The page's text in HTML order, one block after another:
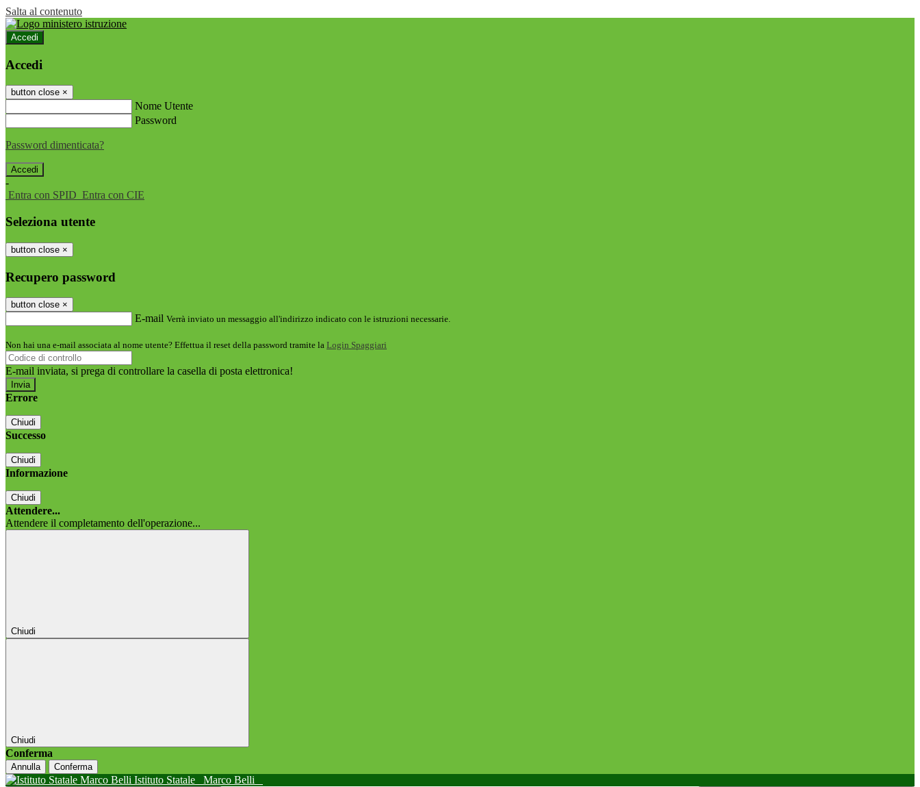
Salta al contenuto
Accedi
Accedi
button close ×
Nome Utente
Password
Password dimenticata?
-
Entra con SPID Entra con CIE
Seleziona utente
button close ×
Recupero password
button close ×
E-mail Verrà inviato un messaggio all'indirizzo indicato con le istruzioni necessarie.
Non hai una e-mail associata al nome utente? Effettua il reset della password tramite la Login Spaggiari
E-mail inviata, si prega di controllare la casella di posta elettronica!
Errore
Chiudi
Successo
Chiudi
Informazione
Chiudi
Attendere...
Attendere il completamento dell'operazione...
Chiudi
Chiudi
Conferma
Annulla Conferma
Istituto Statale Marco Belli